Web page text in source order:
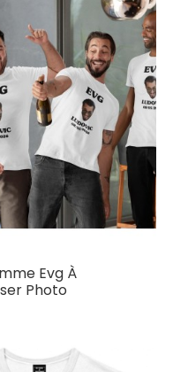
Evg À
Photo